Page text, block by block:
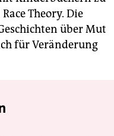
Theory. Die
über Mut
für Veränderung